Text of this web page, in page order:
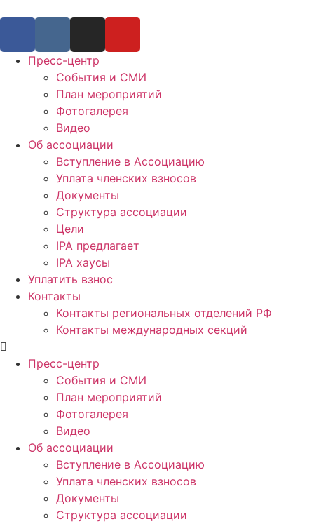
Пресс-центр
События и СМИ
План мероприятий
Фотогалерея
Видео
Об ассоциации
Вступление в Ассоциацию
Уплата членских взносов
Документы
Структура ассоциации
Цели
IPA предлагает
IPA хаусы
Уплатить взнос
Контакты
Контакты региональных отделений РФ
Контакты международных секций
Пресс-центр
События и СМИ
План мероприятий
Фотогалерея
Видео
Об ассоциации
Вступление в Ассоциацию
Уплата членских взносов
Документы
Структура ассоциации